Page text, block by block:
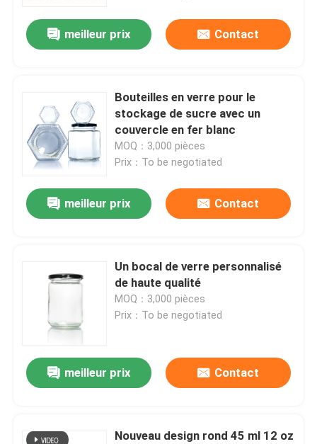
meilleur prix Contact
Bouteilles en verre pour le
stockage de sucre avec un
couvercle en fer blanc
MOQ：3,000 pièces
Prix：To be negotiated
meilleur prix Contact
Un bocal de verre personnalisé
de haute qualité
MOQ：3,000 pièces
Prix：To be negotiated
meilleur prix Contact
Nouveau design rond 45 ml 12 oz